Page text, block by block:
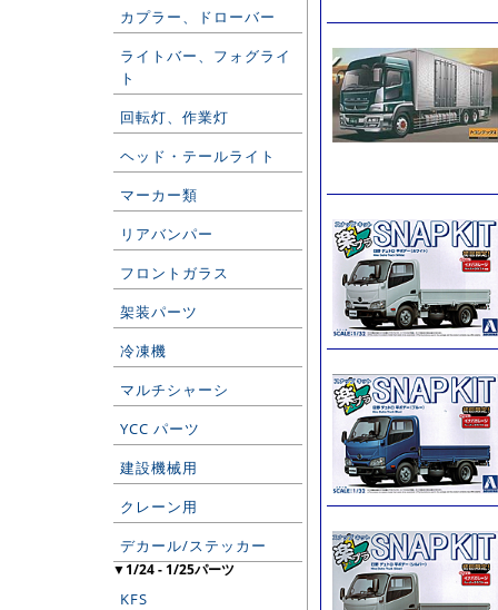
カプラー、ドローバー
ライトバー、フォグライ
ト
回転灯、作業灯
ヘッド・テールライト
マーカー類
リアバンパー
フロントガラス
架装パーツ
冷凍機
マルチシャーシ
YCC パーツ
建設機械用
クレーン用
デカール/ステッカー
▼1/24 - 1/25パーツ
KFS